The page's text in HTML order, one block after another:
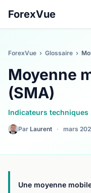
ForexVue
ForexVue › Glossaire ›
Moyenne
(SMA)
Indicateurs techniques
Par Laurent · mars
Une moyenne